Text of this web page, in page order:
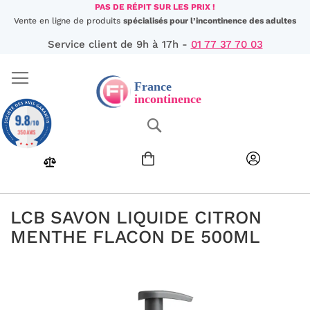
Aller
au
PAS DE RÉPIT SUR LES PRIX !
Vente en ligne de produits spécialisés pour l’incontinence des adultes
Service client de 9h à 17h - 01 77 37 70 03
LCB SAVON LIQUIDE CITRON
MENTHE FLACON DE 500ML
9.8/10
350 AVIS